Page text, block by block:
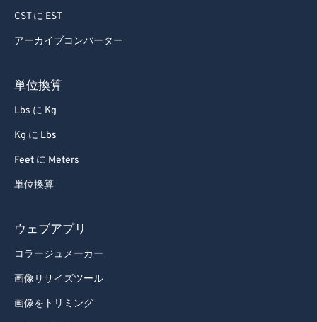
CST に EST
アーカイブコンバーター
単位換算
Lbs に Kg
Kg に Lbs
Feet に Meters
単位換算
ウェブアプリ
コラージュメーカー
画像リサイズツール
画像をトリミング